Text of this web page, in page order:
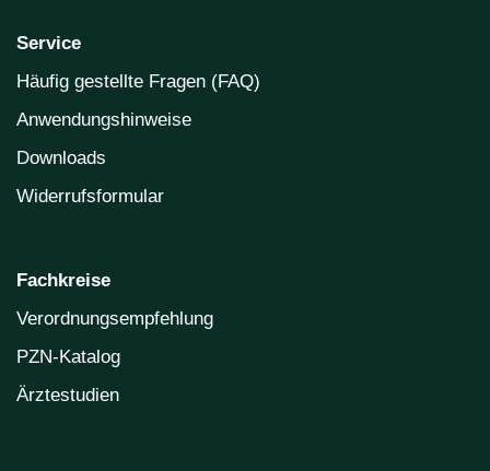
Service
Häufig gestellte Fragen (FAQ)
Anwendungshinweise
Downloads
Widerrufsformular
Fachkreise
Verordnungsempfehlung
PZN-Katalog
Ärztestudien